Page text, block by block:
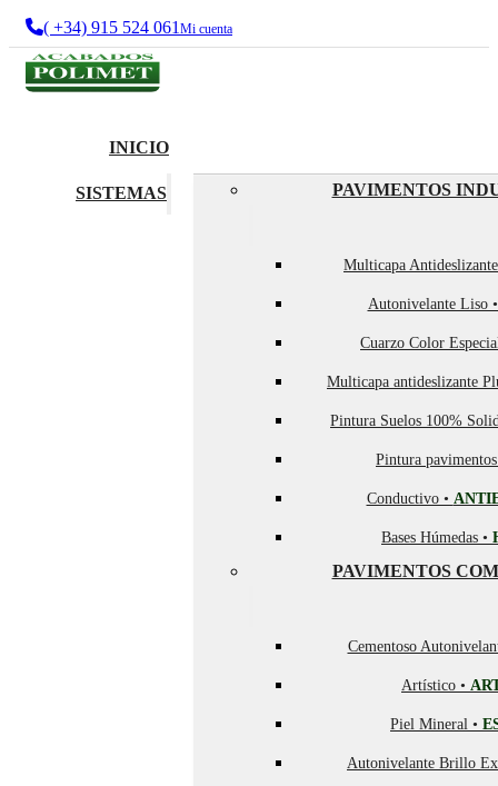
( +34) 915 524 061 Mi cuenta
INICIO
SISTEMAS PAVIMENTOS
Multicapa
Autonivelante Liso
Cuarzo Color
Multicapa antideslizante
Pintura Suelos 100%
Pintura
Conductivo •
Bases Húmedas •
PAVIMENTOS
Cementoso
Artístico •
Piel Mineral •
Autonivelante Brillo